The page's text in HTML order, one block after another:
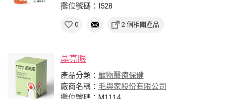
攤位號碼：I528
0 2 個相關產品
晶亮眼
產品分類： 寵物醫療保健
廠商名稱： 毛與家股份有限公司